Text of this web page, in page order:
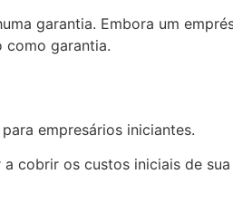
garantia. Embora um
como garantia.
empresários iniciantes.
cobrir os custos iniciais de